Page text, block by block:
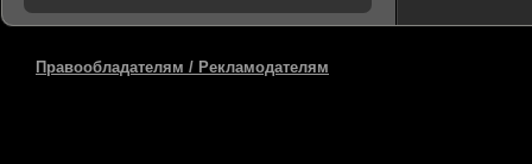
Правообладателям / Рекламодателям